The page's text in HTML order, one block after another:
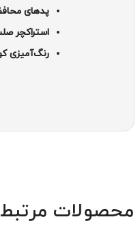
پدهای
استراکچر
رنگ‌آمیزی
محصولات مرتبط